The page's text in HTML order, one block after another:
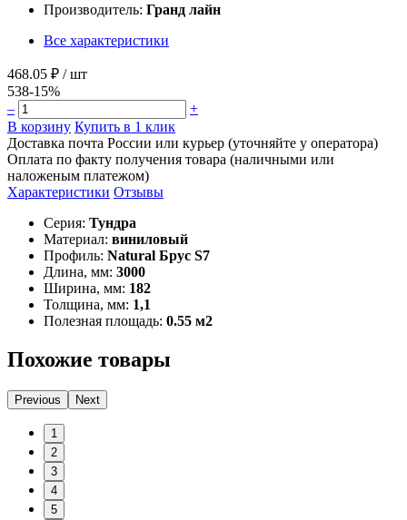
Производитель: Гранд лайн
Все характеристики
468.05 ₽ / шт
538-15%
–
+
В корзину Купить в 1 клик
Доставка почта России или курьер (уточняйте у оператора)
Оплата по факту получения товара (наличными или
наложеным платежом)
Характеристики Отзывы
Серия: Тундра
Материал: виниловый
Профиль: Natural Брус S7
Длина, мм: 3000
Ширина, мм: 182
Толщина, мм: 1,1
Полезная площадь: 0.55 м2
Похожие товары
Previous Next
1
2
3
4
5